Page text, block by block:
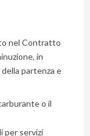
nel Contratto
in
partenza e
o il
per servizi